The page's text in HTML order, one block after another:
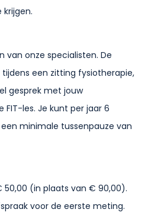
van onze specialisten. De
een zitting fysiotherapie,
gesprek met jouw
FIT-les. Je kunt per jaar 6
minimale tussenpauze van
50,00 (in plaats van € 90,00).
voor de eerste meting.